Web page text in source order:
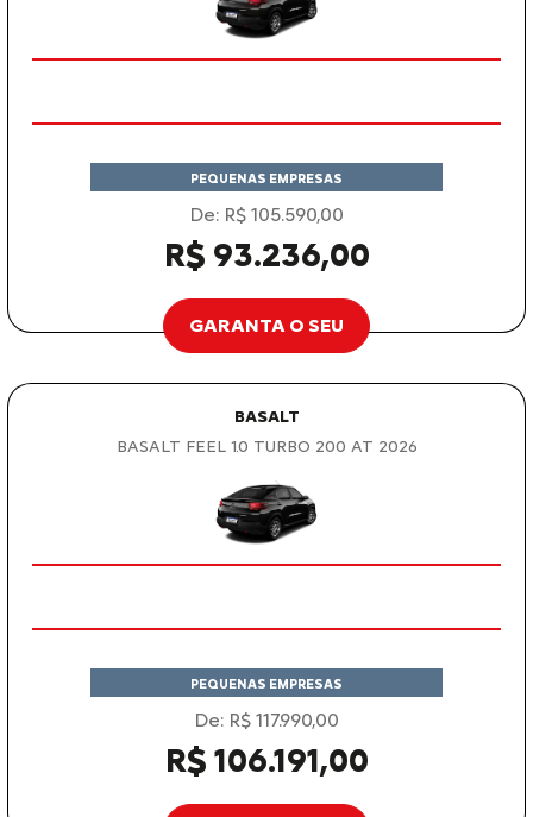
PEQUENAS EMPRESAS
De: R$ 105.590,00
R$ 93.236,00
GARANTA O SEU
BASALT
BASALT FEEL 1.0 TURBO 200 AT 2026
PEQUENAS EMPRESAS
De: R$ 117.990,00
R$ 106.191,00